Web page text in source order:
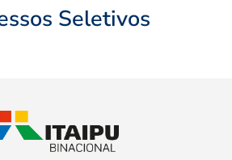
Seletivos